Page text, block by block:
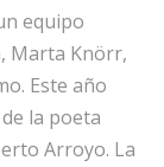
equipo
Marta Knörr,
Este año
la poeta
Arroyo. La